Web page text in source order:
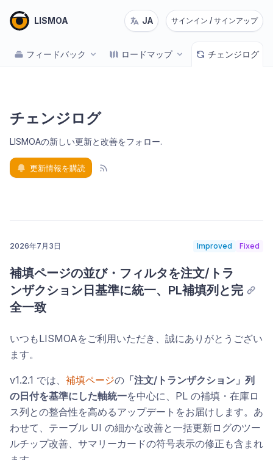
LISMOA JA サインイン / サインアップ
フィードバック ロードマップ チェンジログ
チェンジログ
LISMOAの新しい更新と改善をフォロー.
更新情報を購読
2026年7月3日 Improved Fixed
補填ページの並び・フィルタを注文/トラ
ンザクション日基準に統一、PL補填列と完
全一致
いつもLISMOAをご利用いただき、誠にありがとうござい
ます。
v1.2.1 では、 補填ページの 「注文/トランザクション」列
の日付を基準にした軸統一を中心に、PL の補填・在庫ロ
ス列との整合性を高めるアップデートをお届けします。あ
わせて、テーブル UI の細かな改善と一括更新ログのツー
ルチップ改善、サマリーカードの符号表示の修正も含まれ